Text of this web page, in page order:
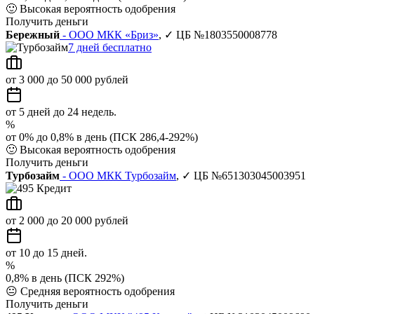
🙂 Высокая вероятность одобрения
Получить деньги
Бережный - ООО МКК «Бриз», ✓ ЦБ №1803550008778
7 дней бесплатно
от 3 000 до 50 000 рублей
от 5 дней до 24 недель.
%
от 0% до 0,8% в день (ПСК 286,4-292%)
🙂 Высокая вероятность одобрения
Получить деньги
Турбозайм - ООО МКК Турбозайм, ✓ ЦБ №651303045003951
от 2 000 до 20 000 рублей
от 10 до 15 дней.
%
0,8% в день (ПСК 292%)
😐 Средняя вероятность одобрения
Получить деньги